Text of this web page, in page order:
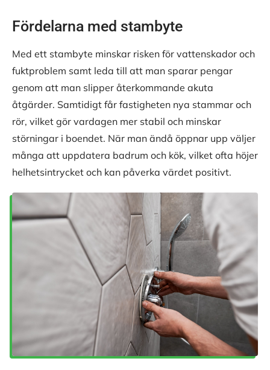
Fördelarna med stambyte
Med ett stambyte minskar risken för vattenskador och
fuktproblem samt leda till att man sparar pengar
genom att man slipper återkommande akuta
åtgärder. Samtidigt får fastigheten nya stammar och
rör, vilket gör vardagen mer stabil och minskar
störningar i boendet. När man ändå öppnar upp väljer
många att uppdatera badrum och kök, vilket ofta höjer
helhetsintrycket och kan påverka värdet positivt.